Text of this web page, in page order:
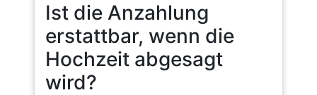
Ist die Anzahlung
erstattbar, wenn die
Hochzeit abgesagt
wird?